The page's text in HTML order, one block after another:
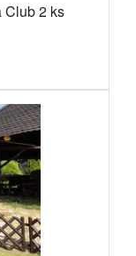
Club 2 ks